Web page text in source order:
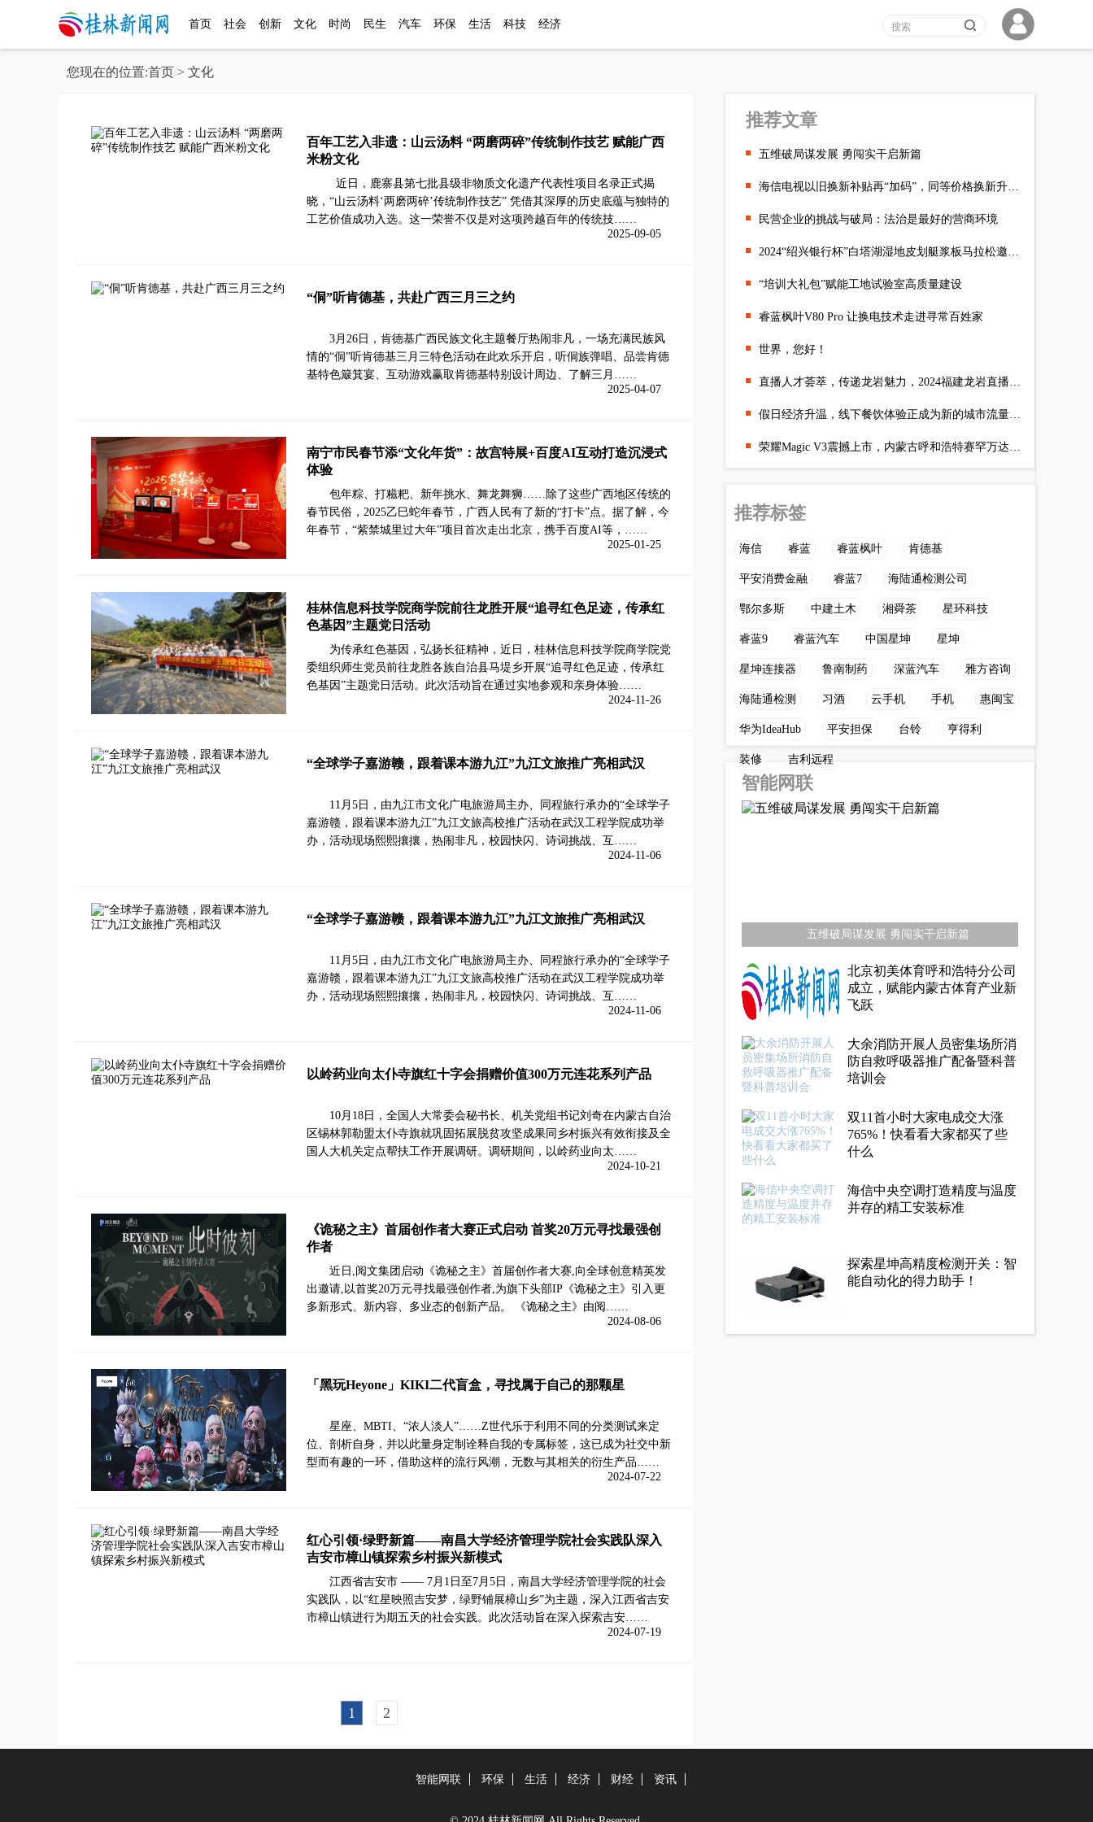
首页 社会 创新 文化 时尚 民生 汽车 环保 生活 科技 经济
您现在的位置:首页 > 文化
百年工艺入非遗：山云汤料 “两磨两碎”传统制作技艺 赋能广西
米粉文化
近日，鹿寨县第七批县级非物质文化遗产代表性项目名录正式揭
晓，“山云汤料‘两磨两碎’传统制作技艺” 凭借其深厚的历史底蕴与独特的
工艺价值成功入选。这一荣誉不仅是对这项跨越百年的传统技……
2025-09-05
“侗”听肯德基，共赴广西三月三之约
3月26日，肯德基广西民族文化主题餐厅热闹非凡，一场充满民族风
情的“侗”听肯德基三月三特色活动在此欢乐开启，听侗族弹唱、品尝肯德
基特色簸箕宴、互动游戏赢取肯德基特别设计周边、了解三月……
2025-04-07
南宁市民春节添“文化年货”：故宫特展+百度AI互动打造沉浸式
体验
包年粽、打糍粑、新年挑水、舞龙舞狮……除了这些广西地区传统的
春节民俗，2025乙巳蛇年春节，广西人民有了新的“打卡”点。据了解，今
年春节，“紫禁城里过大年”项目首次走出北京，携手百度AI等，……
2025-01-25
桂林信息科技学院商学院前往龙胜开展“追寻红色足迹，传承红
色基因”主题党日活动
为传承红色基因，弘扬长征精神，近日，桂林信息科技学院商学院党
委组织师生党员前往龙胜各族自治县马堤乡开展“追寻红色足迹，传承红
色基因”主题党日活动。此次活动旨在通过实地参观和亲身体验……
2024-11-26
“全球学子嘉游赣，跟着课本游九江”九江文旅推广亮相武汉
11月5日，由九江市文化广电旅游局主办、同程旅行承办的“全球学子
嘉游赣，跟着课本游九江”九江文旅高校推广活动在武汉工程学院成功举
办，活动现场熙熙攘攘，热闹非凡，校园快闪、诗词挑战、互……
2024-11-06
“全球学子嘉游赣，跟着课本游九江”九江文旅推广亮相武汉
11月5日，由九江市文化广电旅游局主办、同程旅行承办的“全球学子
嘉游赣，跟着课本游九江”九江文旅高校推广活动在武汉工程学院成功举
办，活动现场熙熙攘攘，热闹非凡，校园快闪、诗词挑战、互……
2024-11-06
以岭药业向太仆寺旗红十字会捐赠价值300万元连花系列产品
10月18日，全国人大常委会秘书长、机关党组书记刘奇在内蒙古自治
区锡林郭勒盟太仆寺旗就巩固拓展脱贫攻坚成果同乡村振兴有效衔接及全
国人大机关定点帮扶工作开展调研。调研期间，以岭药业向太……
2024-10-21
《诡秘之主》首届创作者大赛正式启动 首奖20万元寻找最强创
作者
近日,阅文集团启动《诡秘之主》首届创作者大赛,向全球创意精英发
出邀请,以首奖20万元寻找最强创作者,为旗下头部IP《诡秘之主》引入更
多新形式、新内容、多业态的创新产品。 《诡秘之主》由阅……
2024-08-06
「黑玩Heyone」KIKI二代盲盒，寻找属于自己的那颗星
星座、MBTI、“浓人淡人”……Z世代乐于利用不同的分类测试来定
位、剖析自身，并以此量身定制诠释自我的专属标签，这已成为社交中新
型而有趣的一环，借助这样的流行风潮，无数与其相关的衍生产品……
2024-07-22
红心引领·绿野新篇——南昌大学经济管理学院社会实践队深入
吉安市樟山镇探索乡村振兴新模式
江西省吉安市 —— 7月1日至7月5日，南昌大学经济管理学院的社会
实践队，以“红星映照吉安梦，绿野铺展樟山乡”为主题，深入江西省吉安
市樟山镇进行为期五天的社会实践。此次活动旨在深入探索吉安……
2024-07-19
1 2
推荐文章
五维破局谋发展 勇闯实干启新篇
海信电视以旧换新补贴再“加码”，同等价格换新升级旗舰款
民营企业的挑战与破局：法治是最好的营商环境
2024“绍兴银行杯”白塔湖湿地皮划艇浆板马拉松邀请赛成功举办
“培训大礼包”赋能工地试验室高质量建设
睿蓝枫叶V80 Pro 让换电技术走进寻常百姓家
世界，您好！
直播人才荟萃，传递龙岩魅力，2024福建龙岩直播电商大赛盛大开幕
假日经济升温，线下餐饮体验正成为新的城市流量入口
荣耀Magic V3震撼上市，内蒙古呼和浩特赛罕万达苏宁授权体验店同
推荐标签
海信 睿蓝 睿蓝枫叶 肯德基
平安消费金融 睿蓝7 海陆通检测公司
鄂尔多斯 中建土木 湘舜茶 星环科技
睿蓝9 睿蓝汽车 中国星坤 星坤
星坤连接器 鲁南制药 深蓝汽车 雅方咨询
海陆通检测 习酒 云手机 手机 惠闽宝
华为IdeaHub 平安担保 台铃 亨得利
装修 吉利远程
智能网联
五维破局谋发展 勇闯实干启新篇
北京初美体育呼和浩特分公司
成立，赋能内蒙古体育产业新
飞跃
大余消防开展人员密集场所消
防自救呼吸器推广配备暨科普
培训会
双11首小时大家电成交大涨
765%！快看看大家都买了些
什么
海信中央空调打造精度与温度
并存的精工安装标准
探索星坤高精度检测开关：智
能自动化的得力助手！
智能网联 环保 生活 经济 财经 资讯